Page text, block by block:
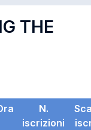
THE
N.
iscrizioni